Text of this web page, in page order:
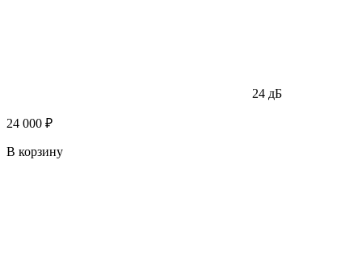
24 дБ
24 000 ₽
В корзину